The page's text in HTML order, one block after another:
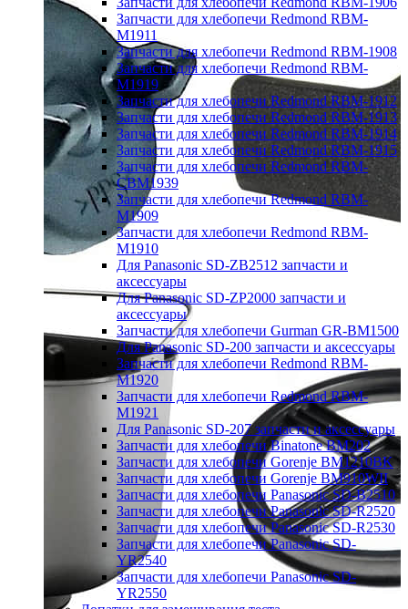
Запчасти для хлебопечи Redmond RBM-
M1911
Запчасти для хлебопечи Redmond RBM-1908
Запчасти для хлебопечи Redmond RBM-
M1919
Запчасти для хлебопечи Redmond RBM-1912
Запчасти для хлебопечи Redmond RBM-1913
Запчасти для хлебопечи Redmond RBM-1914
Запчасти для хлебопечи Redmond RBM-1915
Запчасти для хлебопечи Redmond RBM-
CBM1939
Запчасти для хлебопечи Redmond RBM-
M1909
Запчасти для хлебопечи Redmond RBM-
M1910
Для Panasonic SD-ZB2512 запчасти и
аксессуары
Для Panasonic SD-ZP2000 запчасти и
аксессуары
Запчасти для хлебопечи Gurman GR-BM1500
Для Panasonic SD-200 запчасти и аксессуары
Запчасти для хлебопечи Redmond RBM-
M1920
Запчасти для хлебопечи Redmond RBM-
M1921
Для Panasonic SD-207 запчасти и аксессуары
Запчасти для хлебопечи Binatone BM202
Запчасти для хлебопечи Gorenje BM1210BK
Запчасти для хлебопечи Gorenje BM910WII
Запчасти для хлебопечи Panasonic SD-B2510
Запчасти для хлебопечи Panasonic SD-R2520
Запчасти для хлебопечи Panasonic SD-R2530
Запчасти для хлебопечи Panasonic SD-
YR2540
Запчасти для хлебопечи Panasonic SD-
YR2550